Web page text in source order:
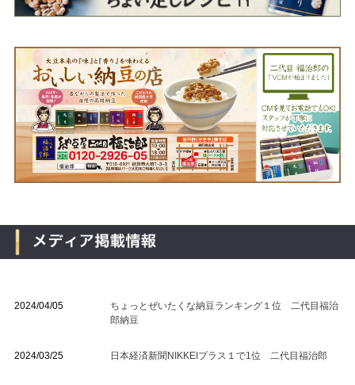
2024/04/05
ちょっとぜいたくな納豆ランキング１位 二代目福治
郎納豆
2024/03/25 日本経済新聞NIKKEIプラス１で1位 二代目福治郎